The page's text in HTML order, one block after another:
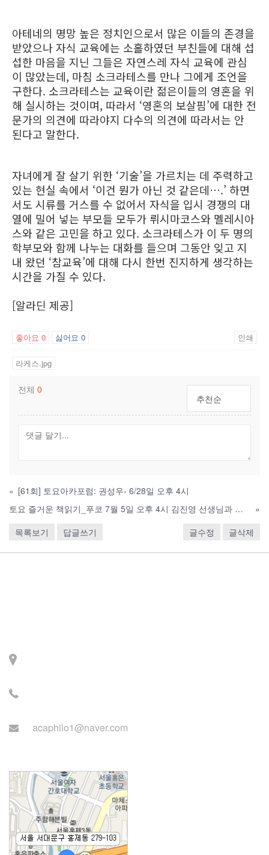
아테네의 명망 높은 정치인으로서 많은 이들의 존경을
받았으나 자식 교육에는 소홀하였던 부친들에 대해 섭
섭한 마음을 지닌 그들은 자연스레 자식 교육에 관심
이 많았는데, 마침 소크라테스를 만나 그에게 조언을
구한다. 소크라테스는 교육이란 젊은이들의 영혼을 위
해 실시하는 것이며, 따라서 ‘영혼의 보살핌’에 대한 전
문가의 의견에 따라야지 다수의 의견에 따라서는 안
된다고 말한다.
자녀에게 잘 살기 위한 ‘기술’을 가르치는 데 주력하고
있는 현실 속에서 ‘이건 뭔가 아닌 것 같은데….’ 하면
서도 시류를 거스를 수 없어서 자식을 입시 경쟁의 대
열에 밀어 넣는 부모들 모두가 뤼시마코스와 멜레시아
스와 같은 고민을 하고 있다. 소크라테스가 이 두 명의
학부모와 함께 나누는 대화를 들으며 그동안 잊고 지
내 왔던 ‘참교육’에 대해 다시 한번 진지하게 생각하는
시간을 가질 수 있다.
[알라딘 제공]
좋아요 0 싫어요 0 인쇄
라케스.jpg
전체 0
추천순
« [61회] 토요아카포럼: 권성우- 6/28일 오후 4시
토요 즐거운 책읽기_푸코 7월 5일 오후 4시 김진영 선생님과 함께
»
목록보기
답글쓰기 글수정 글삭제
acaphilo1@naver.com